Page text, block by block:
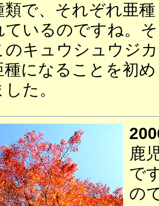
類で、それぞれ亜種
ているのですね。そ
のキュウシュウジカ
種になることを初め
た。
鹿
で
の